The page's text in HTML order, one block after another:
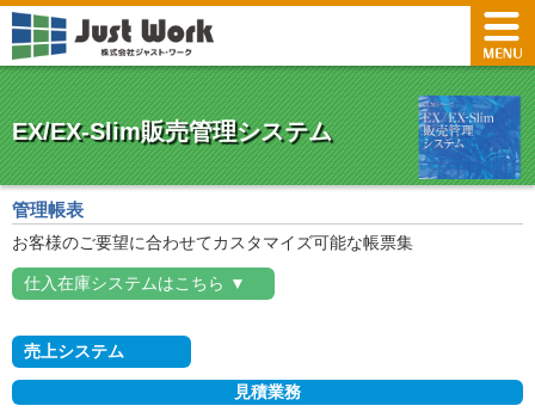
EX/EX-Slim販売管理システム
管理帳表
お客様のご要望に合わせてカスタマイズ可能な帳票集
仕入在庫システムはこちら ▼
売上システム
見積業務